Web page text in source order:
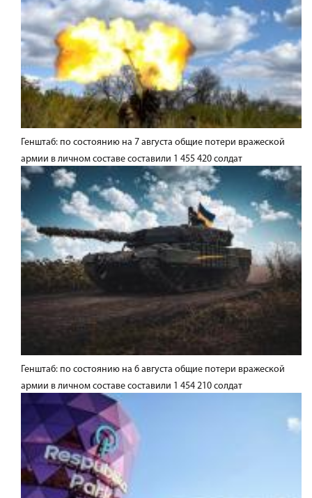
Генштаб: по состоянию на 7 августа общие потери вражеской
армии в личном составе составили 1 455 420 солдат
Генштаб: по состоянию на 6 августа общие потери вражеской
армии в личном составе составили 1 454 210 солдат